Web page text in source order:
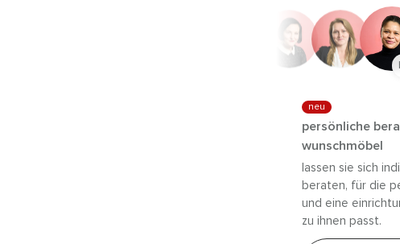
neu
persönliche
wunschmöbel
lassen sie sich
beraten, für die
und eine
zu ihnen passt.